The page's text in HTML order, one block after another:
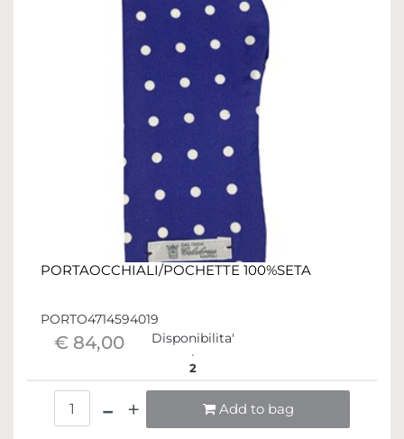
PORTAOCCHIALI/POCHETTE 100%SETA
PORTO4714594019
€ 84,00 Disponibilita'
2
Add to bag